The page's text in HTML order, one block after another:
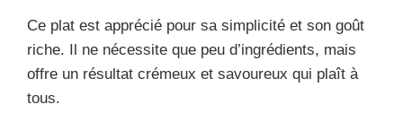
Ce plat est apprécié pour sa simplicité et son goût
riche. Il ne nécessite que peu d’ingrédients, mais
offre un résultat crémeux et savoureux qui plaît à
tous.